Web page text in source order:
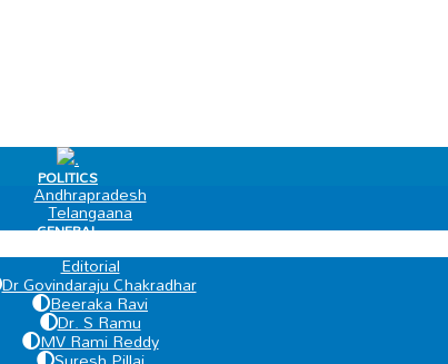
.
POLITICS
Andhrapradesh
Telangaana
GENERAL
Editorial
Dr Govindaraju Chakradhar
Beeraka Ravi
Dr. S Ramu
MV Rami Reddy